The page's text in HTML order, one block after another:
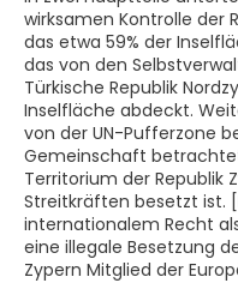
wirksamen Kontrolle der
das etwa 59% der
das von den
Türkische Republik
Inselfläche abdeckt.
von der UN-Pufferzone
Gemeinschaft
Territorium der Republik
Streitkräften besetzt ist.
internationalem Recht
eine illegale Besetzung
Zypern Mitglied der